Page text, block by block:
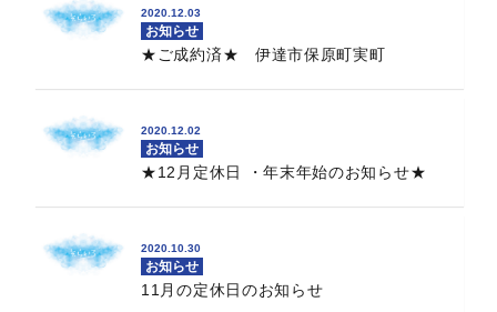
2020.12.03
お知らせ
★ご成約済★ 伊達市保原町実町
2020.12.02
お知らせ
★12月定休日 ・年末年始のお知らせ★
2020.10.30
お知らせ
11月の定休日のお知らせ